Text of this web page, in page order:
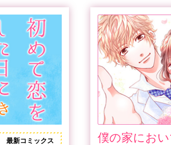
最新コミックス 僕の家にお